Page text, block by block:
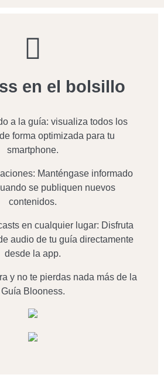
en el bolsillo
a la guía: visualiza todos los
forma optimizada para tu
smartphone.
Manténgase informado
se publiquen nuevos
contenidos.
en cualquier lugar: Disfruta
audio de tu guía directamente
desde la app.
y no te pierdas nada más de la
Guía Blooness.